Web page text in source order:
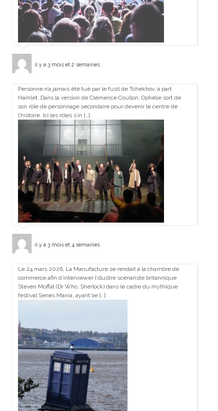
il y a 3 mois et 2 semaines
Personne n’a jamais été tué par le fusil de Tchekhov, à part
Hamlet. Dans la version de Clémence Coullon, Ophélie sort de
son rôle de personnage secondaire pour devenir le centre de
l’histoire. Ici les rôles s’in […]
il y a 3 mois et 4 semaines
Le 24 mars 2026, La Manufacture se rendait à la chambre de
commerce afin d’interviewer l’illustre scénariste britannique
Steven Moffat (Dr Who, Sherlock) dans le cadre du mythique
festival Series Mania, ayant lie […]